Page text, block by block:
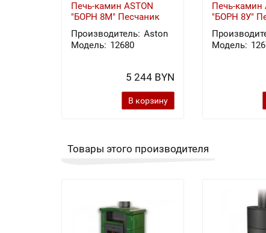
Печь-камин ASTON
"БОРН 8М" Песчаник
Производитель: Aston
Модель: 12680
5 244 BYN
В корзину
Печь-камин
"БОРН 8У"
Модель:
Товары этого производителя